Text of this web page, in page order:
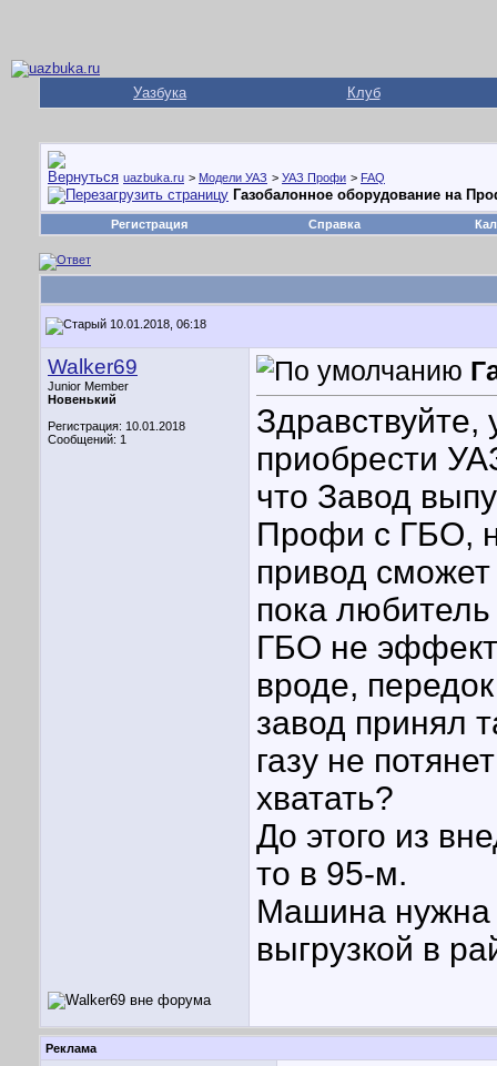
Уазбука Клуб
uazbuka.ru > Модели УАЗ > УАЗ Профи > FAQ
Газобалонное оборудование на
Регистрация Справка
10.01.2018, 06:18
Walker69
Junior Member
Новенький
Регистрация: 10.01.2018
Сообщений: 1
приобрести
что Завод
Профи с ГБО,
привод сможет
пока
ГБО не
вроде,
завод принял
газу не
хватать?
До этого из
то в 95-м.
Машина нужна
выгрузкой в
Реклама